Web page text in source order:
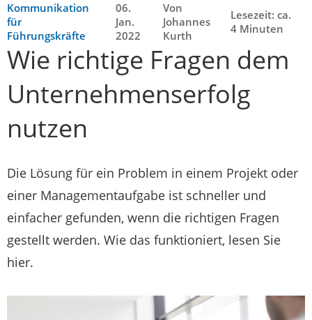
Kommunikation
für
Führungskräfte
06.
Jan.
2022
Von
Johannes
Kurth
Lesezeit: ca.
4 Minuten
Wie richtige Fragen dem
Unternehmenserfolg
nutzen
Die Lösung für ein Problem in einem Projekt oder
einer Managementaufgabe ist schneller und
einfacher gefunden, wenn die richtigen Fragen
gestellt werden. Wie das funktioniert, lesen Sie
hier.